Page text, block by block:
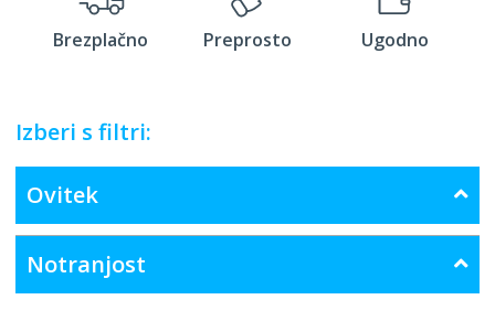
Brezplačno Preprosto Ugodno
Izberi s filtri:
Ovitek
Notranjost